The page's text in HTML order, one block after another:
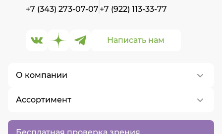
Бесплатная проверка зрения
О компании
О нас
Контакты
Ассортимент
Написать нам
+7 (343) 273-07-07 +7 (922) 113-33-77